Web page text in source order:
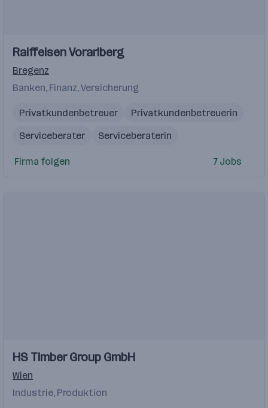
Raiffeisen Vorarlberg
Bregenz
Banken, Finanz, Versicherung
Privatkundenbetreuer
Privatkundenbetreuerin
Serviceberater
Serviceberaterin
Privatkundenberater
Firma folgen 7 Jobs
HS Timber Group GmbH
Wien
Industrie, Produktion